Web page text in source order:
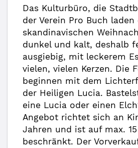
Das Kulturbüro, die
der Verein Pro Buch laden
skandinavischen
dunkel und kalt, deshalb
ausgiebig, mit leckerem
vielen, vielen Kerzen. Die
beginnen mit dem
der Heiligen Lucia.
eine Lucia oder einen
Angebot richtet sich an
Jahren und ist auf max.
beschränkt. Der